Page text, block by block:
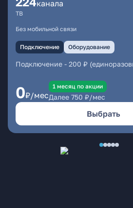
каналa
ТВ
Без мобильной связи
Подключение Оборудование
Подключение - 200 ₽
0₽/мес
1 месяц по акции
Далее 750 ₽/мес
Выбрать